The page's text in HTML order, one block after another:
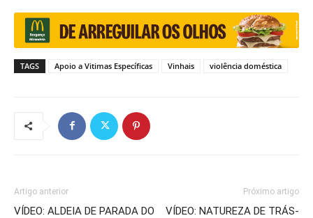
TAGS Apoio a Vitimas Específicas Vinhais violência doméstica
Artigo anterior
VÍDEO: ALDEIA DE PARADA DO
Próximo artigo
VÍDEO: NATUREZA DE TRÁS-